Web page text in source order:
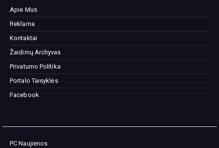
Apie Mus
Reklama
Kontaktai
Žaidimų Archyvas
Privatumo Politika
Portalo Taisyklės
Facebook
PC Naujienos